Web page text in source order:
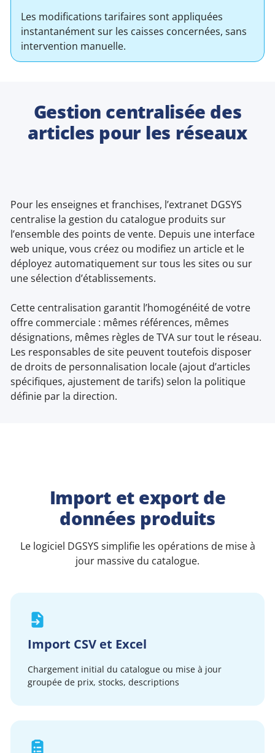
Les modifications tarifaires sont appliquées
instantanément sur les caisses concernées, sans
intervention manuelle.
Gestion centralisée des
articles pour les réseaux
Pour les enseignes et franchises, l’extranet DGSYS
centralise la gestion du catalogue produits sur
l’ensemble des points de vente. Depuis une interface
web unique, vous créez ou modifiez un article et le
déployez automatiquement sur tous les sites ou sur
une sélection d’établissements.
Cette centralisation garantit l’homogénéité de votre
offre commerciale : mêmes références, mêmes
désignations, mêmes règles de TVA sur tout le réseau.
Les responsables de site peuvent toutefois disposer
de droits de personnalisation locale (ajout d’articles
spécifiques, ajustement de tarifs) selon la politique
définie par la direction.
Import et export de
données produits
Le logiciel DGSYS simplifie les opérations de mise à
jour massive du catalogue.
Import CSV et Excel
Chargement initial du catalogue ou mise à jour
groupée de prix, stocks, descriptions